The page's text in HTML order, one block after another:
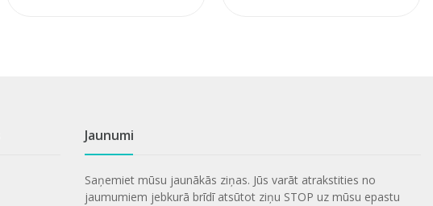
Jaunumi
Saņemiet mūsu jaunākās ziņas. Jūs varāt atrakstities no
jaumumiem jebkurā brīdī atsūtot ziņu STOP uz mūsu epastu